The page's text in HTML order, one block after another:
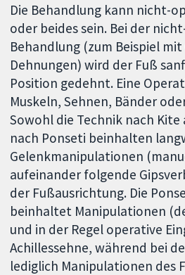
Die Behandlung kann nicht-
oder beides sein. Bei der
Behandlung (zum Beispiel mit
Dehnungen) wird der Fuß
Position gedehnt. Eine
Muskeln, Sehnen, Bänder
Sowohl die Technik nach Kite
nach Ponseti beinhalten
Gelenkmanipulationen
aufeinander folgende
der Fußausrichtung. Die
beinhaltet Manipulationen
und in der Regel operative
Achillessehne, während bei
lediglich Manipulationen des